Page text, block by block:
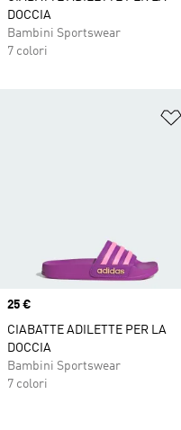
DOCCIA
Bambini Sportswear
7 colori
Price
25 €
CIABATTE ADILETTE PER LA
DOCCIA
Bambini Sportswear
7 colori